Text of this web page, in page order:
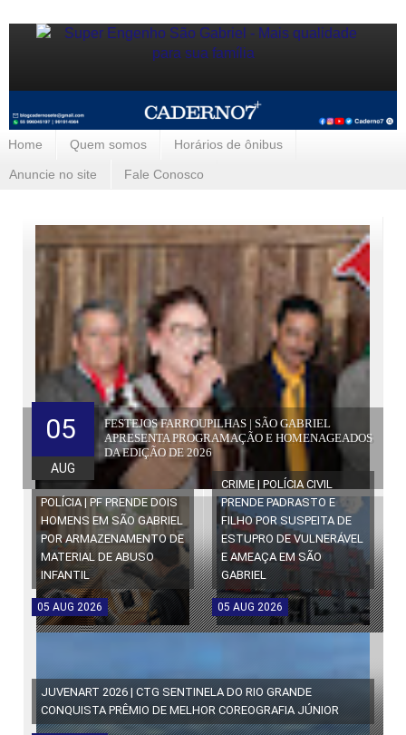
Home Quem somos Horários de ônibus
Anuncie no site Fale Conosco
FESTEJOS FARROUPILHAS | SÃO GABRIEL
APRESENTA PROGRAMAÇÃO E HOMENAGEADOS
DA EDIÇÃO DE 2026
05
AUG
POLÍCIA | PF PRENDE DOIS
HOMENS EM SÃO GABRIEL
POR ARMAZENAMENTO DE
MATERIAL DE ABUSO
INFANTIL
05 AUG 2026
CRIME | POLÍCIA CIVIL
PRENDE PADRASTO E
FILHO POR SUSPEITA DE
ESTUPRO DE VULNERÁVEL
E AMEAÇA EM SÃO
GABRIEL
05 AUG 2026
JUVENART 2026 | CTG SENTINELA DO RIO GRANDE
CONQUISTA PRÊMIO DE MELHOR COREOGRAFIA JÚNIOR